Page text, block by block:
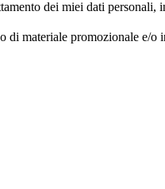
dei miei dati
di materiale promozionale e/